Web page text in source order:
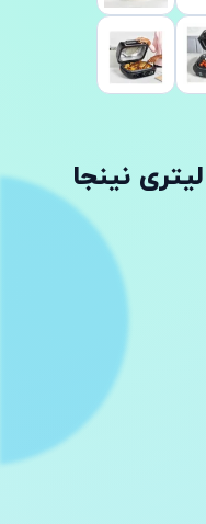
سرخ کن بدون روغن ۳.۸ لیتری نینجا